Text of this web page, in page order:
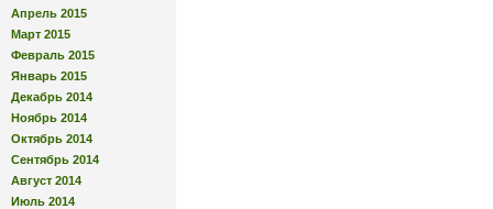
Апрель 2015
Март 2015
Февраль 2015
Январь 2015
Декабрь 2014
Ноябрь 2014
Октябрь 2014
Сентябрь 2014
Август 2014
Июль 2014